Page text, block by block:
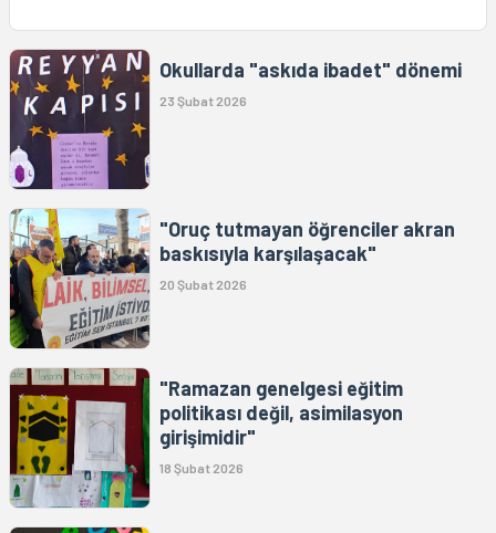
Okullarda "askıda ibadet" dönemi
23 Şubat 2026
"Oruç tutmayan öğrenciler akran
baskısıyla karşılaşacak"
20 Şubat 2026
"Ramazan genelgesi eğitim
politikası değil, asimilasyon
girişimidir"
18 Şubat 2026